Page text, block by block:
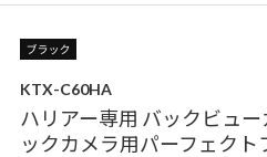
KTX-C60HA
ハリアー専用 バックビュ
ックカメラ用パーフェクト